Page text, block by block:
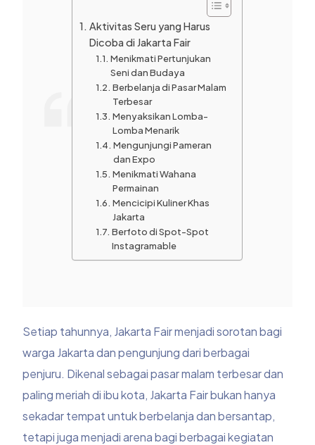
Aktivitas Seru yang Harus
Dicoba di Jakarta Fair
Menikmati Pertunjukan
Seni dan Budaya
Berbelanja di Pasar Malam
Terbesar
Menyaksikan Lomba-
Lomba Menarik
Mengunjungi Pameran
dan Expo
Menikmati Wahana
Permainan
Mencicipi Kuliner Khas
Jakarta
Berfoto di Spot-Spot
Instagramable
Setiap tahunnya, Jakarta Fair menjadi sorotan bagi
warga Jakarta dan pengunjung dari berbagai
penjuru. Dikenal sebagai pasar malam terbesar dan
paling meriah di ibu kota, Jakarta Fair bukan hanya
sekadar tempat untuk berbelanja dan bersantap,
tetapi juga menjadi arena bagi berbagai kegiatan